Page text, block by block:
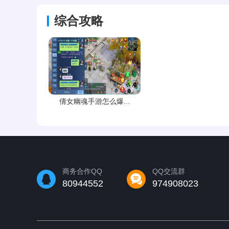
综合攻略
倩女幽魂手游怎么爆...
商务合作QQ
80944552
QQ交流群
974908023